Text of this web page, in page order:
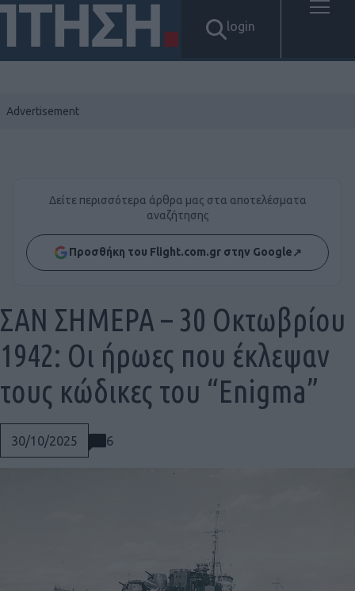
login
Δείτε περισσότερα άρθρα μας στα αποτελέσματα
αναζήτησης
Προσθήκη του Flight.com.gr στην Google↗
30/10/2025 6
ΣΑΝ ΣΗΜΕΡΑ – 30 Οκτωβρίου
1942: Οι ήρωες που έκλεψαν
τους κώδικες του “Enigma”